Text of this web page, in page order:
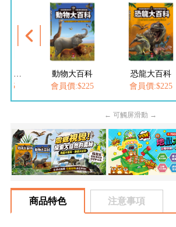
恐龍大百科
會員價:$225
會員價:$252
← 可觸屏滑動 →
商品特色 注意事項